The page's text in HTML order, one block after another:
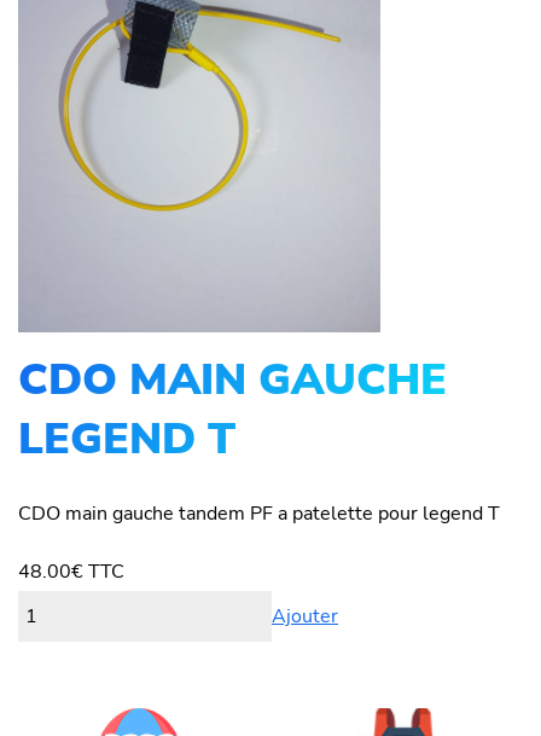
CDO MAIN GAUCHE
LEGEND T
CDO main gauche tandem PF a patelette pour legend T
48.00€TTC
Ajouter